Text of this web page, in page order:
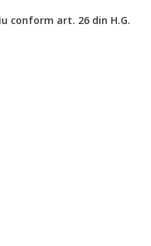
conform art. 26 din H.G.